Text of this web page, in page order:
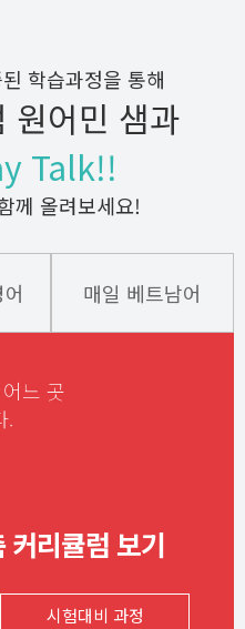
학습과정을 통해
원어민 샘과
Talk!!
께 올려보세요!
매일 베트남어
어느 곳
.
커리큘럼 보기
시험대비 과정